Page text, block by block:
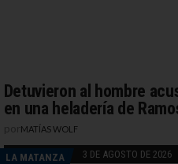
Detuvieron al hombre
en una heladería de
MATÍAS WOLF
LA MATANZA 3 DE AGOSTO DE 2026